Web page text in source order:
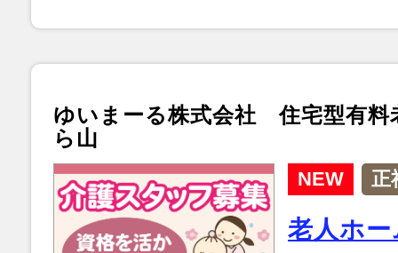
ゆいまーる株式会社 住宅型有料
ら山
NEW 正
老人ホ